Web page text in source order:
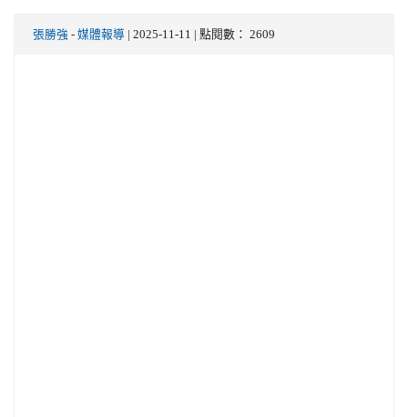
張勝強 - 媒體報導 | 2025-11-11 | 點閱數： 2609